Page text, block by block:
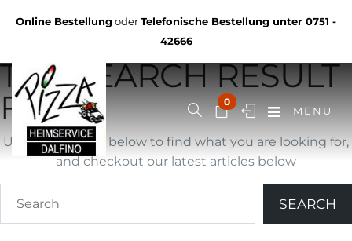
Online BestellungoderTelefonische Bestellung unter 0751 -
42666
0
MENU
YOU ARE BROWSING
THE SEARCH RESULT
FOR ""
Use search form below to find what you are looking for,
and checkout our latest articles below